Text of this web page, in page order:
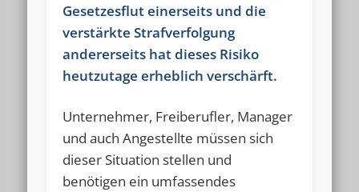
Impressum- 22.681x gelesen
Hilfe im Steuerstreit- 18.663x gelesen
Schlagworte
Durchsuchung Durchsuchungsbeschluss
Ermittlungsverfahren Festnahme
Gesetzesflut einerseits und die
verstärkte Strafverfolgung
andererseits hat dieses Risiko
heutzutage erheblich verschärft.
Unternehmer, Freiberufler, Manager
und auch Angestellte müssen sich
dieser Situation stellen und
benötigen ein umfassendes